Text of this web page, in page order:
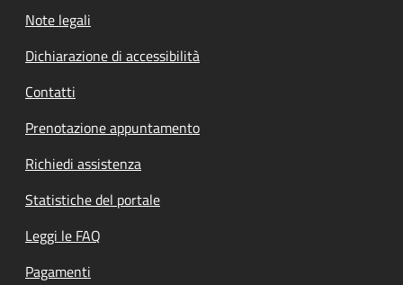
Note legali
Dichiarazione di accessibilità
Contatti
Prenotazione appuntamento
Richiedi assistenza
Statistiche del portale
Leggi le FAQ
Pagamenti